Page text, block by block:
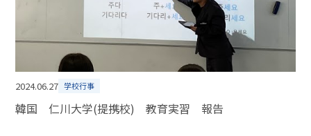
2024.06.27 学校行事
韓国 仁川大学(提携校) 教育実習 報告